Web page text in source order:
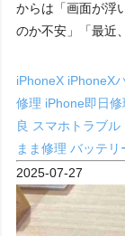
からは「画面が浮
のか不安」「最近
iPhoneX iPhoneX
修理 iPhone即日修
良 スマホトラブル
まま修理バッテリ
2025-07-27